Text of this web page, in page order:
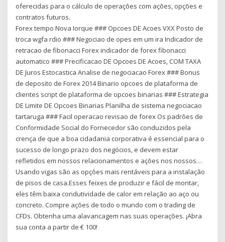
oferecidas para o cálculo de operações com ações, opções e
contratos futuros.
Forex tempo Nova Iorque ### Opcoes DE Acoes VXX Posto de
troca wgfa rdio ### Negociao de opes em um ira Indicador de
retracao de fibonacci Forex indicador de forex fibonacci
automatico ### Precificacao DE Opcoes DE Acoes, COM TAXA
DE Juros Estocastica Analise de negociacao Forex ### Bonus
de deposito de Forex 2014 Binario opcoes de plataforma de
clientes script de plataforma de opcoes binarias ### Estrategia
DE Limite DE Opcoes Binarias Planilha de sistema negociacao
tartaruga ### Facil operacao revisao de forex Os padrões de
Conformidade Social do Fornecedor são conduzidos pela
crença de que a boa cidadania corporativa é essencial para o
sucesso de longo prazo dos negócios, e devem estar
refletidos em nossos relacionamentos e ações nos nossos…
Usando vigas são as opções mais rentáveis para a instalação
de pisos de casa.Esses feixes de produzir e fácil de montar,
eles têm baixa condutividade de calor em relação ao aço ou
concreto. Compre ações de todo o mundo com o trading de
CFDs. Obtenha uma alavancagem nas suas operações. ¡Abra
sua conta a partir de € 100!